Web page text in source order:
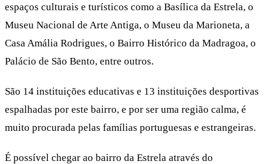
espaços culturais e turísticos como a Basílica da Estrela, o
Museu Nacional de Arte Antiga, o Museu da Marioneta, a
Casa Amália Rodrigues, o Bairro Histórico da Madragoa, o
Palácio de São Bento, entre outros.
São 14 instituições educativas e 13 instituições desportivas
espalhadas por este bairro, e por ser uma região calma, é
muito procurada pelas famílias portuguesas e estrangeiras.
É possível chegar ao bairro da Estrela através do